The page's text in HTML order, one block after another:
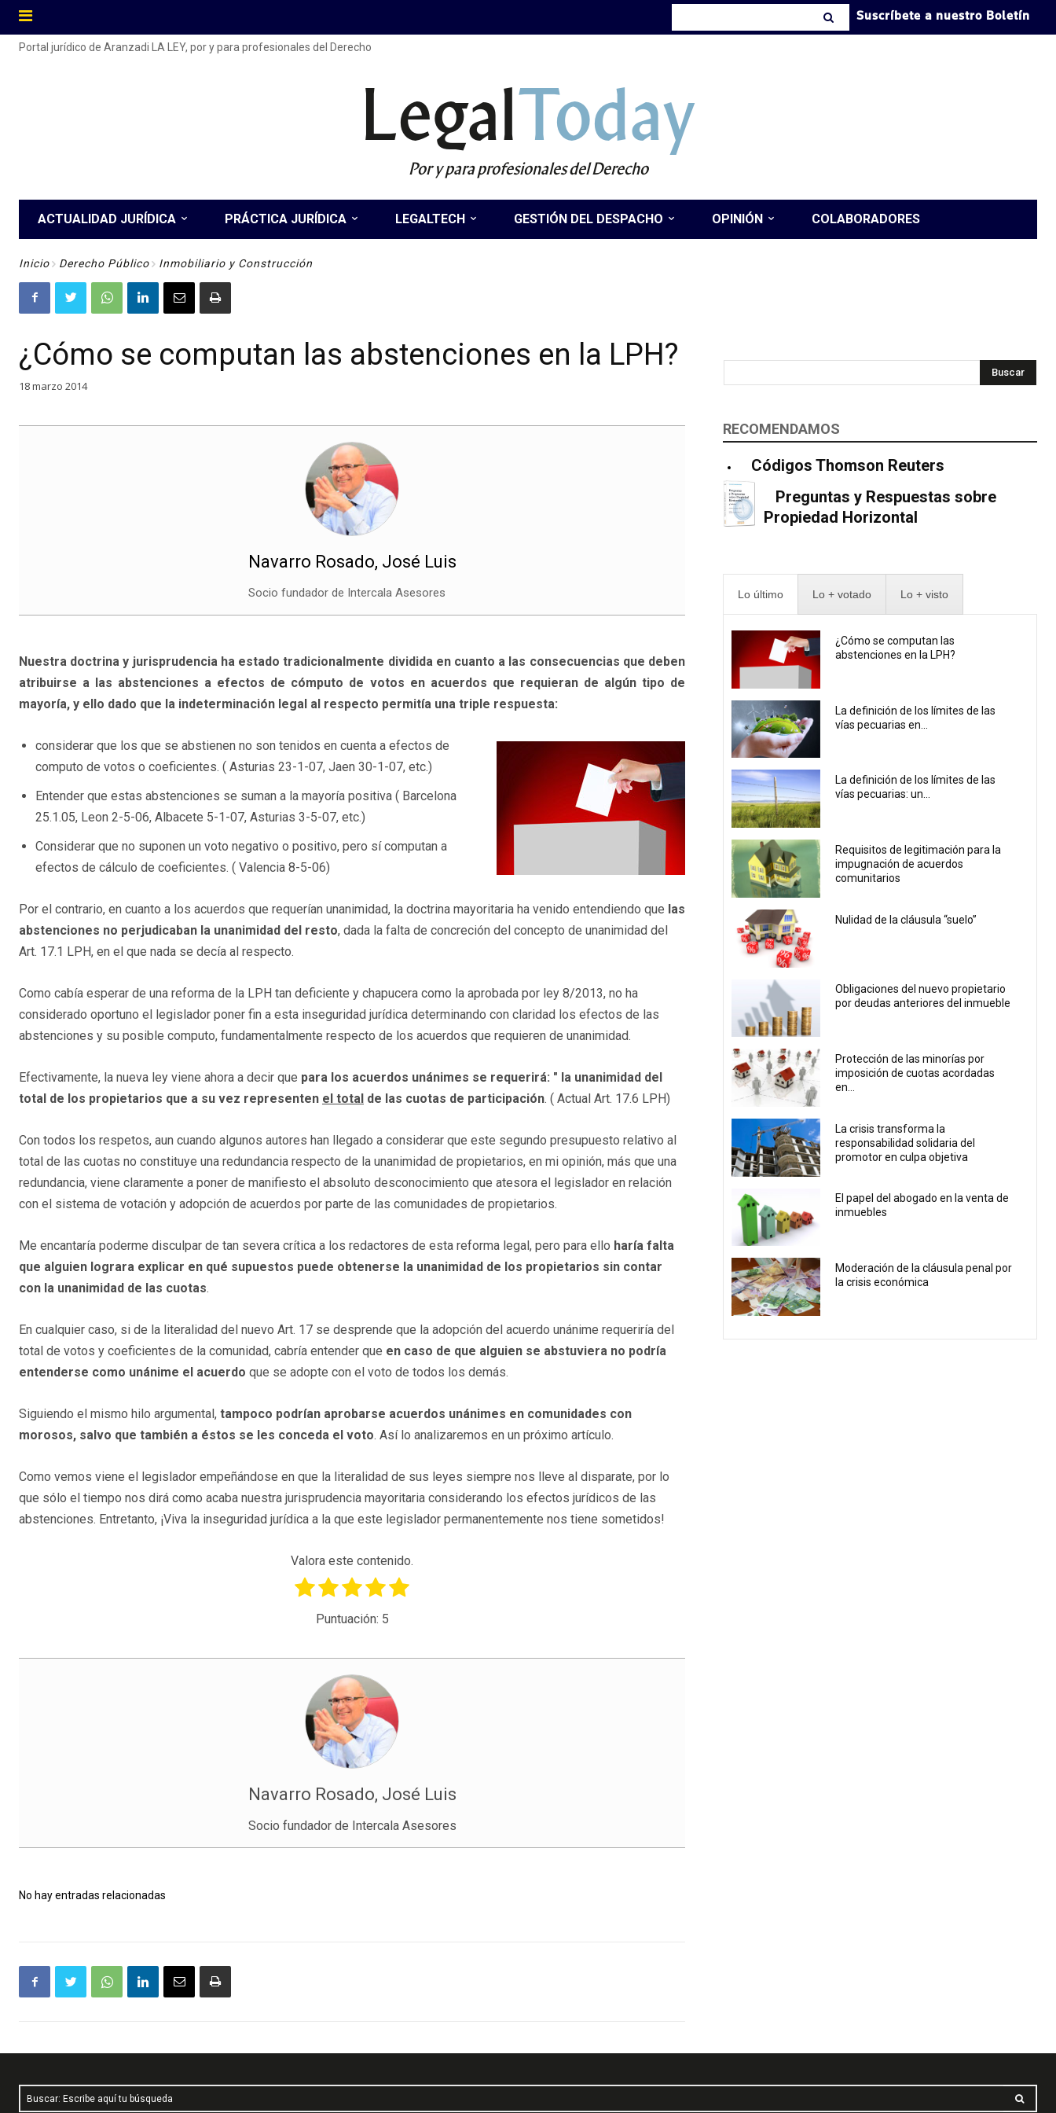
Suscríbete a nuestro Boletín
Portal jurídico de Aranzadi LA LEY, por y para profesionales del Derecho
LegalToday
Por y para profesionales del Derecho
ACTUALIDAD JURÍDICA PRÁCTICA JURÍDICA LEGALTECH GESTIÓN DEL DESPACHO OPINIÓN COLABORADORES
Inicio Derecho Público Inmobiliario y Construcción
¿Cómo se computan las abstenciones en la LPH?
18 marzo 2014
Navarro Rosado, José Luis
Socio fundador de Intercala Asesores
Nuestra doctrina y jurisprudencia ha estado tradicionalmente dividida en cuanto a las consecuencias que deben
atribuirse a las abstenciones a efectos de cómputo de votos en acuerdos que requieran de algún tipo de
mayoría, y ello dado que la indeterminación legal al respecto permitía una triple respuesta:
considerar que los que se abstienen no son tenidos en cuenta a efectos de
computo de votos o coeficientes. ( Asturias 23-1-07, Jaen 30-1-07, etc.)
Entender que estas abstenciones se suman a la mayoría positiva ( Barcelona
25.1.05, Leon 2-5-06, Albacete 5-1-07, Asturias 3-5-07, etc.)
Considerar que no suponen un voto negativo o positivo, pero sí computan a
efectos de cálculo de coeficientes. ( Valencia 8-5-06)
Por el contrario, en cuanto a los acuerdos que requerían unanimidad, la doctrina mayoritaria ha venido entendiendo que las
abstenciones no perjudicaban la unanimidad del resto, dada la falta de concreción del concepto de unanimidad del
Art. 17.1 LPH, en el que nada se decía al respecto.
Como cabía esperar de una reforma de la LPH tan deficiente y chapucera como la aprobada por ley 8/2013, no ha
considerado oportuno el legislador poner fin a esta inseguridad jurídica determinando con claridad los efectos de las
abstenciones y su posible computo, fundamentalmente respecto de los acuerdos que requieren de unanimidad.
Efectivamente, la nueva ley viene ahora a decir que para los acuerdos unánimes se requerirá: " la unanimidad del
total de los propietarios que a su vez representen el total de las cuotas de participación. ( Actual Art. 17.6 LPH)
Con todos los respetos, aun cuando algunos autores han llegado a considerar que este segundo presupuesto relativo al
total de las cuotas no constituye una redundancia respecto de la unanimidad de propietarios, en mi opinión, más que una
redundancia, viene claramente a poner de manifiesto el absoluto desconocimiento que atesora el legislador en relación
con el sistema de votación y adopción de acuerdos por parte de las comunidades de propietarios.
Me encantaría poderme disculpar de tan severa crítica a los redactores de esta reforma legal, pero para ello haría falta
que alguien lograra explicar en qué supuestos puede obtenerse la unanimidad de los propietarios sin contar
con la unanimidad de las cuotas.
En cualquier caso, si de la literalidad del nuevo Art. 17 se desprende que la adopción del acuerdo unánime requeriría del
total de votos y coeficientes de la comunidad, cabría entender que en caso de que alguien se abstuviera no podría
entenderse como unánime el acuerdo que se adopte con el voto de todos los demás.
Siguiendo el mismo hilo argumental, tampoco podrían aprobarse acuerdos unánimes en comunidades con
morosos, salvo que también a éstos se les conceda el voto. Así lo analizaremos en un próximo artículo.
Como vemos viene el legislador empeñándose en que la literalidad de sus leyes siempre nos lleve al disparate, por lo
que sólo el tiempo nos dirá como acaba nuestra jurisprudencia mayoritaria considerando los efectos jurídicos de las
abstenciones. Entretanto, ¡Viva la inseguridad jurídica a la que este legislador permanentemente nos tiene sometidos!
Valora este contenido.
Puntuación: 5
Navarro Rosado, José Luis
Socio fundador de Intercala Asesores
No hay entradas relacionadas
Buscar
RECOMENDAMOS
Códigos Thomson Reuters
Preguntas y Respuestas sobre
Propiedad Horizontal
Lo último Lo + votado Lo + visto
¿Cómo se computan las
abstenciones en la LPH?
La definición de los límites de las
vías pecuarias en...
La definición de los límites de las
vías pecuarias: un...
Requisitos de legitimación para la
impugnación de acuerdos
comunitarios
Nulidad de la cláusula “suelo”
Obligaciones del nuevo propietario
por deudas anteriores del inmueble
Protección de las minorías por
imposición de cuotas acordadas
en...
La crisis transforma la
responsabilidad solidaria del
promotor en culpa objetiva
El papel del abogado en la venta de
inmuebles
Moderación de la cláusula penal por
la crisis económica
Buscar: Escribe aquí tu búsqueda